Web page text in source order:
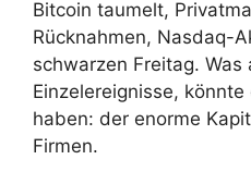
Bitcoin taumelt,
Rücknahmen, Nasdaq-
schwarzen Freitag. Was
Einzelereignisse,
haben: der enorme
Firmen.